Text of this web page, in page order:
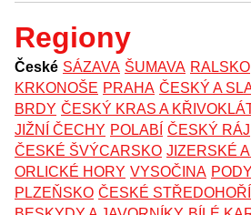
Regiony
České SÁZAVA ŠUMAVA RALSKO
KRKONOŠE PRAHA ČESKÝ A
BRDY ČESKÝ KRAS A
JIŽNÍ ČECHY POLABÍ ČESKÝ RÁJ
ČESKÉ ŠVÝCARSKO JIZERSKÉ
ORLICKÉ HORY VYSOČINA
PLZEŇSKO ČESKÉ STŘEDOHOŘÍ